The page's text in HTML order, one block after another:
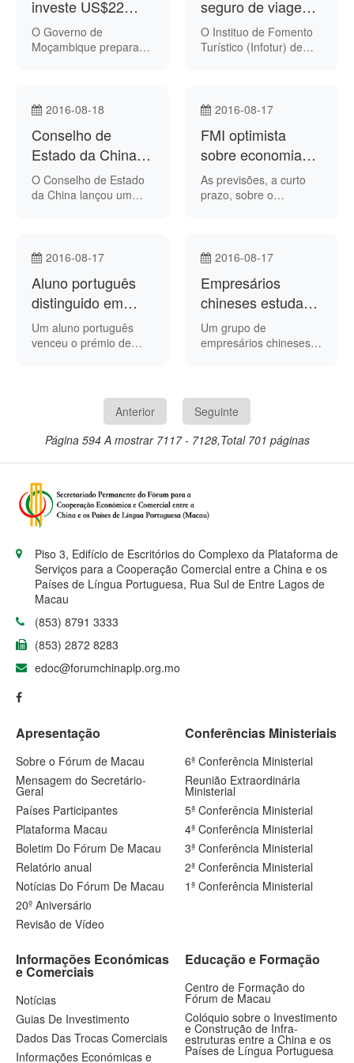
ano, de acordo com a
agência moçambicana
de notícias AIM.
investe US$22
milhões para
reforçar produção
O Governo de
Moçambique prepara-
agrícolas destinados a
pequenos agricultores
moçambicanos, de
local O País. O
objectivo é aumentar a
seguro de viagem
para turistas
O Instituo de Fomento
Turístico (Infotur) de
memorando de
lançamento de uma
nova política de
noticiou esta semana a
imprensa angolana.
2016-08-18
Conselho de
Estado da China
quer medidas para
estabilizar
O Conselho de Estado
da China lançou um
com vista à
exportações e
importações, de acordo
com a agência oficial
chinesa de notícias
Xinhua.
2016-08-17
FMI optimista
sobre economia
chinesa
As previsões, a curto
prazo, sobre o
devido às políticas
autoridades do país,
embora seja necessário
acelerado do crédito,
defendeu na sexta-feira
2016-08-17
Aluno português
distinguido em
competição
mundial para
Um aluno português
venceu o prémio de
Bridge – Concurso de
Proficiência em Chinês
para Estudantes
Universitários
Estrangeiros, de acordo
portuguesa de notícias
Lusa. A competição
internacional é a maior
estudantes de língua
chinesa.
2016-08-17
Empresários
chineses estudam
criação de feira de
comércio entre
Um grupo de
empresários chineses
comércio entre a China
e a Guiné-Bissau, de
acordo com a agência
noticiosa guineense
ANG Notícias.
Anterior
Seguinte
Página 594 A mostrar 7117 - 7128,Total 701 páginas
Piso 3, Edifício de Escritórios do Complexo da Plataforma de
Serviços para a Cooperação Comercial entre a China e os
Países de Língua Portuguesa, Rua Sul de Entre Lagos de
Macau
(853) 8791 3333
(853) 2872 8283
edoc@forumchinaplp.org.mo
Apresentação
Sobre o Fórum de Macau
Mensagem do Secretário-
Geral
Países Participantes
Plataforma Macau
Boletim Do Fórum De Macau
Relatório anual
Notícias Do Fórum De Macau
20º Aniversário
Revisão de Vídeo
Conferências Ministeriais
6ª Conferência Ministerial
Reunião Extraordinária
Ministerial
5ª Conferência Ministerial
4ª Conferência Ministerial
3ª Conferência Ministerial
2ª Conferência Ministerial
1ª Conferência Ministerial
Informações Económicas
e Comerciais
Notícias
Guias De Investimento
Dados Das Trocas Comerciais
Informações Económicas e
Educação e Formação
Centro de Formação do
Fórum de Macau
Colóquio sobre o Investimento
e Construção de Infra-
estruturas entre a China e os
Países de Língua Portuguesa